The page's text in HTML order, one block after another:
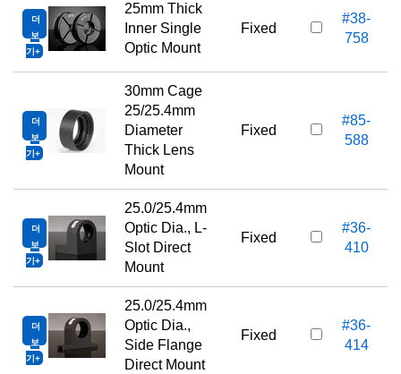
더
보
기
25mm Thick
Inner Single
Optic Mount
Fixed
#38-
758
더
보
기
30mm Cage
25/25.4mm
Diameter
Thick Lens
Mount
Fixed
#85-
588
더
보
기
25.0/25.4mm
Optic Dia., L-
Slot Direct
Mount
Fixed
#36-
410
더
보
기
25.0/25.4mm
Optic Dia.,
Side Flange
Direct Mount
Fixed
#36-
414